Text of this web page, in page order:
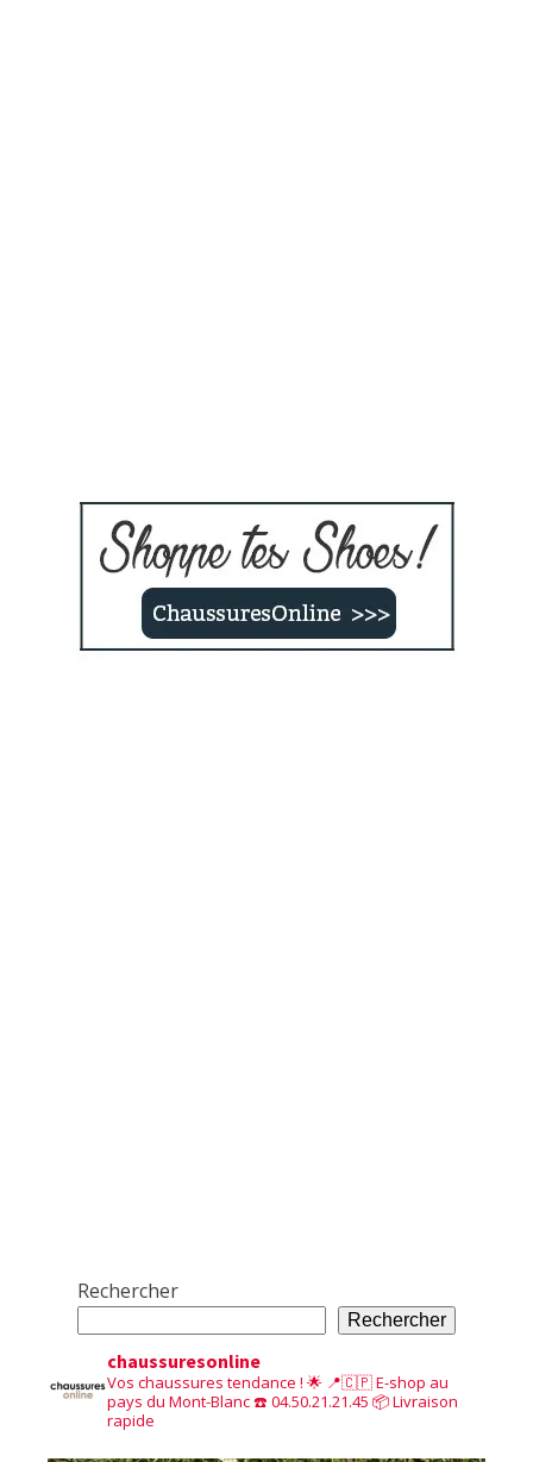
Rechercher
Rechercher
chaussuresonline
Vos chaussures tendance ! 🌟 📍🇨🇵 E-shop au
pays du Mont-Blanc☎️ 04.50.21.21.45 📦 Livraison
rapide